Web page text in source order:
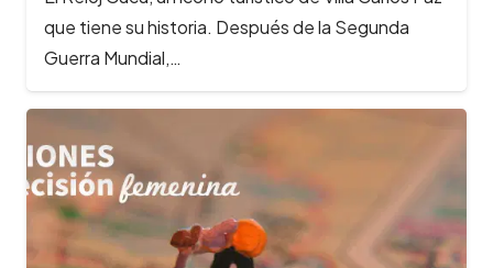
que tiene su historia. Después de la Segunda
Guerra Mundial,…